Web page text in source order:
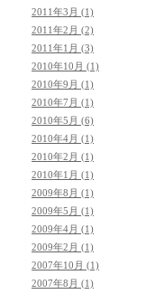
2011年3月 (1)
2011年2月 (2)
2011年1月 (3)
2010年10月 (1)
2010年9月 (1)
2010年7月 (1)
2010年5月 (6)
2010年4月 (1)
2010年2月 (1)
2010年1月 (1)
2009年8月 (1)
2009年5月 (1)
2009年4月 (1)
2009年2月 (1)
2007年10月 (1)
2007年8月 (1)